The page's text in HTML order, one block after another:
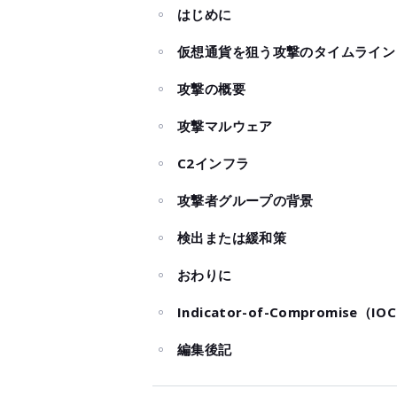
はじめに
仮想通貨を狙う攻撃のタイムライン
攻撃の概要
攻撃マルウェア
C2インフラ
攻撃者グループの背景
検出または緩和策
おわりに
Indicator-of-Compromise（
編集後記